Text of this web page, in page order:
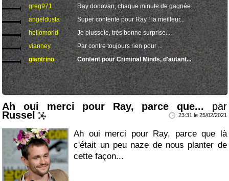
greg971
Ray donovan, chaque minute de gagnée...
angeldusta
Super contente pour Ray ! la meilleur...
hellomorld
Je plussoie, très bonne surprise...
vianney
Par contre toujours rien pour ...
giantrino
Content pour Criminal Minds, d'autant...
Ah oui merci pour Ray, parce que... par
Russel 23:31 le 25/02/2021
Ah oui merci pour Ray, parce que là
c'était un peu naze de nous planter de
cette façon...